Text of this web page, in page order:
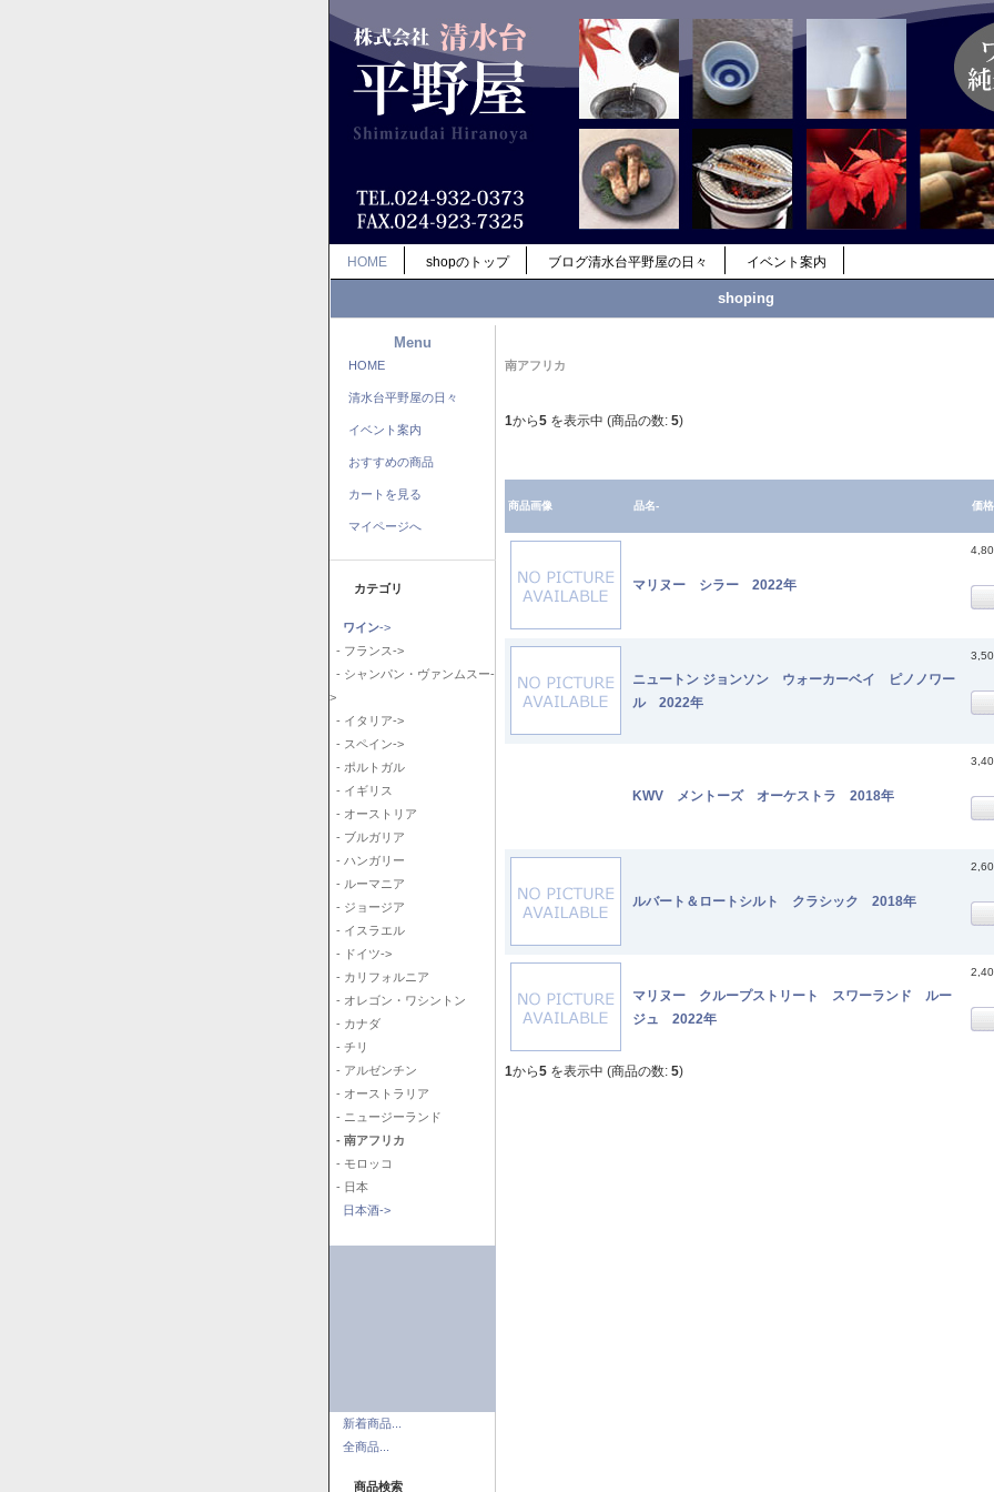
HOME shopのトップ ブログ清水台平野屋の日々 イベント案内
shoping
Menu
HOME
清水台平野屋の日々
イベント案内
おすすめの商品
カートを見る
マイページへ
カテゴリ
ワイン->
- フランス->
- シャンパン・ヴァンムスー-
>
- イタリア->
- スペイン->
- ポルトガル
- イギリス
- オーストリア
- ブルガリア
- ハンガリー
- ルーマニア
- ジョージア
- イスラエル
- ドイツ->
- カリフォルニア
- オレゴン・ワシントン
- カナダ
- チリ
- アルゼンチン
- オーストラリア
- ニュージーランド
- 南アフリカ
- モロッコ
- 日本
日本酒->
新着商品...
全商品...
商品検索
南アフリカ
1から5 を表示中 (商品の数: 5)
商品画像 品名- 価格
マリヌー シラー 2022年
ニュートン ジョンソン ウォーカーベイ ピノノワー
ル 2022年
KWV メントーズ オーケストラ 2018年
ルバート＆ロートシルト クラシック 2018年
マリヌー クループストリート スワーランド ルー
ジュ 2022年
1から5 を表示中 (商品の数: 5)